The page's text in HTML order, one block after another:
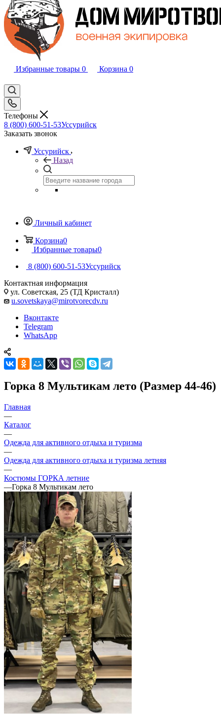
Избранные товары 0 Корзина 0
Телефоны
8 (800) 600-51-53Уссурийск
Заказать звонок
Уссурийск
Назад
Личный кабинет
Корзина0
Избранные товары0
8 (800) 600-51-53Уссурийск
Контактная информация
ул. Советская, 25 (ТД Кристалл)
u.sovetskaya@mirotvorecdv.ru
Вконтакте
Telegram
WhatsApp
Горка 8 Мультикам лето (Размер 44-46)
Главная
—
Каталог
—
Одежда для активного отдыха и туризма
—
Одежда для активного отдыха и туризма летняя
—
Костюмы ГОРКА летние
—Горка 8 Мультикам лето